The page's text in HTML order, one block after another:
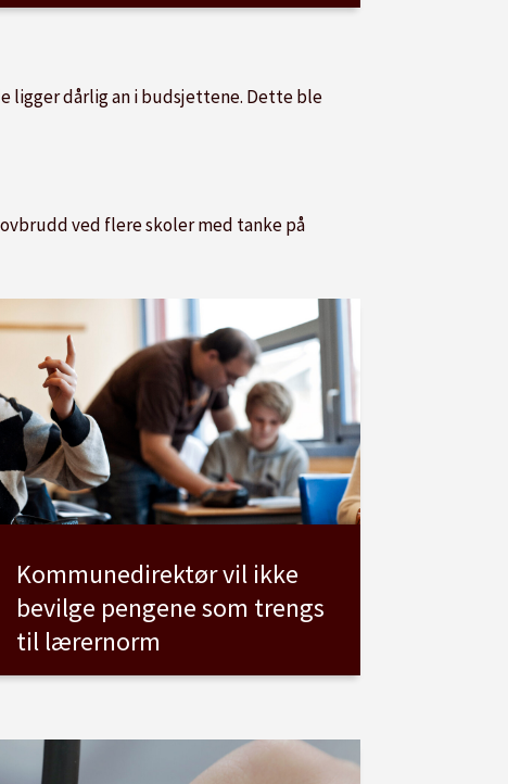
ligger dårlig an i budsjettene. Dette ble
ved flere skoler med tanke på
Kommunedirektør vil ikke
bevilge pengene som trengs
til lærernorm